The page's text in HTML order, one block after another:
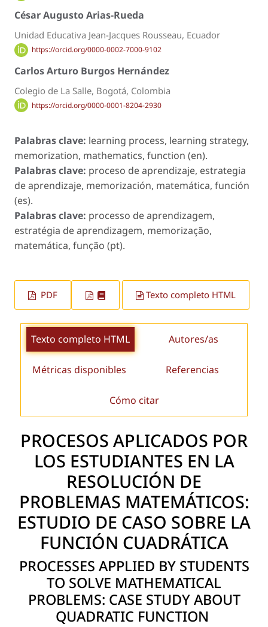
César Augusto Arias-Rueda
Unidad Educativa Jean-Jacques Rousseau, Ecuador
https://orcid.org/0000-0002-7000-9102
Carlos Arturo Burgos Hernández
Colegio de La Salle, Bogotá, Colombia
https://orcid.org/0000-0001-8204-2930
Palabras clave: learning process, learning strategy,
memorization, mathematics, function (en).
Palabras clave: proceso de aprendizaje, estrategia
de aprendizaje, memorización, matemática, función
(es).
Palabras clave: processo de aprendizagem,
estratégia de aprendizagem, memorização,
matemática, função (pt).
PDF Texto completo HTML
Texto completo HTML Autores/as
Métricas disponibles Referencias
Cómo citar
PROCESOS APLICADOS POR
LOS ESTUDIANTES EN LA
RESOLUCIÓN DE
PROBLEMAS MATEMÁTICOS:
ESTUDIO DE CASO SOBRE LA
FUNCIÓN CUADRÁTICA
PROCESSES APPLIED BY STUDENTS
TO SOLVE MATHEMATICAL
PROBLEMS: CASE STUDY ABOUT
QUADRATIC FUNCTION